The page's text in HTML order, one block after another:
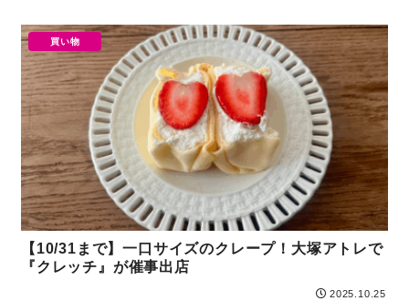
買い物
【10/31まで】一口サイズのクレープ！大塚アトレで
『クレッチ』が催事出店
2025.10.25